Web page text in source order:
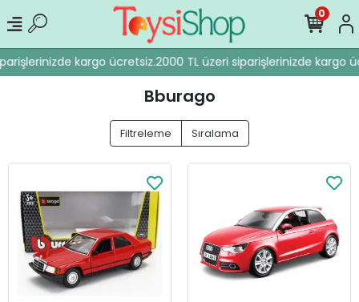
kargo ücretsiz.2000 TL üzeri siparişlerinizde kargo
0
Bburago
Filtreleme Sıralama